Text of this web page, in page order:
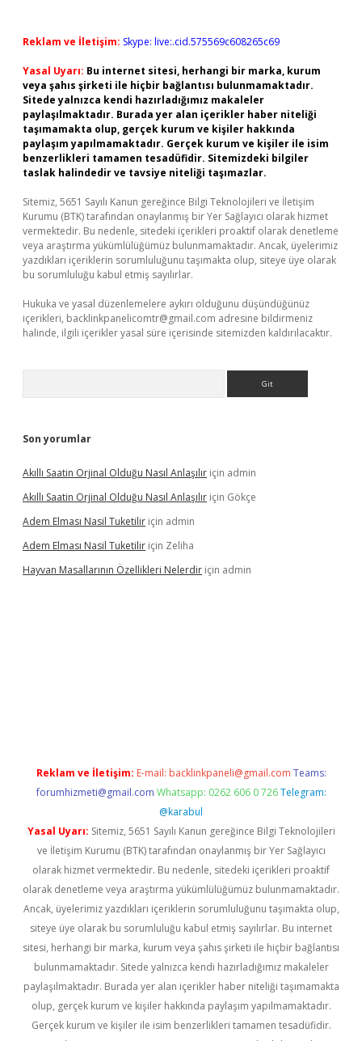
Reklam ve İletişim: Skype: live:.cid.575569c608265c69
Yasal Uyarı: Bu internet sitesi, herhangi bir marka, kurum
veya şahıs şirketi ile hiçbir bağlantısı bulunmamaktadır.
Sitede yalnızca kendi hazırladığımız makaleler
paylaşılmaktadır. Burada yer alan içerikler haber niteliği
taşımamakta olup, gerçek kurum ve kişiler hakkında
paylaşım yapılmamaktadır. Gerçek kurum ve kişiler ile isim
benzerlikleri tamamen tesadüfidir. Sitemizdeki bilgiler
taslak halindedir ve tavsiye niteliği taşımazlar.
Sitemiz, 5651 Sayılı Kanun gereğince Bilgi Teknolojileri ve İletişim
Kurumu (BTK) tarafından onaylanmış bir Yer Sağlayıcı olarak hizmet
vermektedir. Bu nedenle, sitedeki içerikleri proaktif olarak denetleme
veya araştırma yükümlülüğümüz bulunmamaktadır. Ancak, üyelerimiz
yazdıkları içeriklerin sorumluluğunu taşımakta olup, siteye üye olarak
bu sorumluluğu kabul etmiş sayılırlar.
Hukuka ve yasal düzenlemelere aykırı olduğunu düşündüğünüz
içerikleri, backlinkpanelicomtr@gmail.com adresine bildirmeniz
halinde, ilgili içerikler yasal süre içerisinde sitemizden kaldırılacaktır.
Son yorumlar
Akıllı Saatin Orjinal Olduğu Nasıl Anlaşılır için admin
Akıllı Saatin Orjinal Olduğu Nasıl Anlaşılır için Gökçe
Adem Elması Nasil Tuketilir için admin
Adem Elması Nasil Tuketilir için Zeliha
Hayvan Masallarının Özellikleri Nelerdir için admin
Reklam ve İletişim: E-mail: backlinkpaneli@gmail.com Teams:
forumhizmeti@gmail.com Whatsapp: 0262 606 0 726 Telegram:
@karabul
Yasal Uyarı: Sitemiz, 5651 Sayılı Kanun gereğince Bilgi Teknolojileri
ve İletişim Kurumu (BTK) tarafından onaylanmış bir Yer Sağlayıcı
olarak hizmet vermektedir. Bu nedenle, sitedeki içerikleri proaktif
olarak denetleme veya araştırma yükümlülüğümüz bulunmamaktadır.
Ancak, üyelerimiz yazdıkları içeriklerin sorumluluğunu taşımakta olup,
siteye üye olarak bu sorumluluğu kabul etmiş sayılırlar. Bu internet
sitesi, herhangi bir marka, kurum veya şahıs şirketi ile hiçbir bağlantısı
bulunmamaktadır. Sitede yalnızca kendi hazırladığımız makaleler
paylaşılmaktadır. Burada yer alan içerikler haber niteliği taşımamakta
olup, gerçek kurum ve kişiler hakkında paylaşım yapılmamaktadır.
Gerçek kurum ve kişiler ile isim benzerlikleri tamamen tesadüfidir.